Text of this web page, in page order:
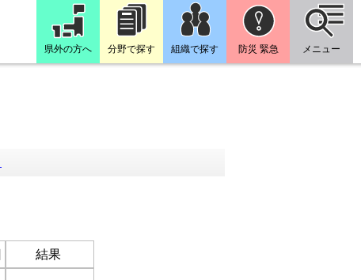
県外の方へ 分野で探す 組織で探す 防災 緊急 メニュー
結果